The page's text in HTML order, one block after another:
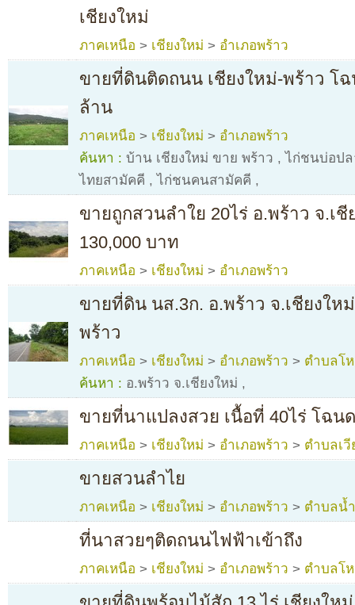
เชียงใหม่
ภาคเหนือ > เชียงใหม่ > อำเภอพร้าว
ขายที่ดินติดถนน เชียงใหม่-พร้าว โฉ
ล้าน
ภาคเหนือ > เชียงใหม่ > อำเภอพร้าว
ค้นหา : บ้าน เชียงใหม่ ขาย พร้าว ,ไก่ชนบ่อปล
ไทยสามัคคี ,ไก่ชนคนสามัคคี ,
ขายถูกสวนลำใย 20ไร่ อ.พร้าว จ.เชี
130,000 บาท
ภาคเหนือ > เชียงใหม่ > อำเภอพร้าว
ขายที่ดิน นส.3ก. อ.พร้าว จ.เชียงให
พร้าว
ภาคเหนือ > เชียงใหม่ > อำเภอพร้าว > ตำบลโ
ค้นหา : อ.พร้าว จ.เชียงใหม่ ,
ขายที่นาแปลงสวย เนื้อที่ 40ไร่ โฉน
ภาคเหนือ > เชียงใหม่ > อำเภอพร้าว > ตำบลเวี
ขายสวนลำไย
ภาคเหนือ > เชียงใหม่ > อำเภอพร้าว > ตำบลน้
ที่นาสวยๆติดถนนไฟฟ้าเข้าถึง
ภาคเหนือ > เชียงใหม่ > อำเภอพร้าว > ตำบลโ